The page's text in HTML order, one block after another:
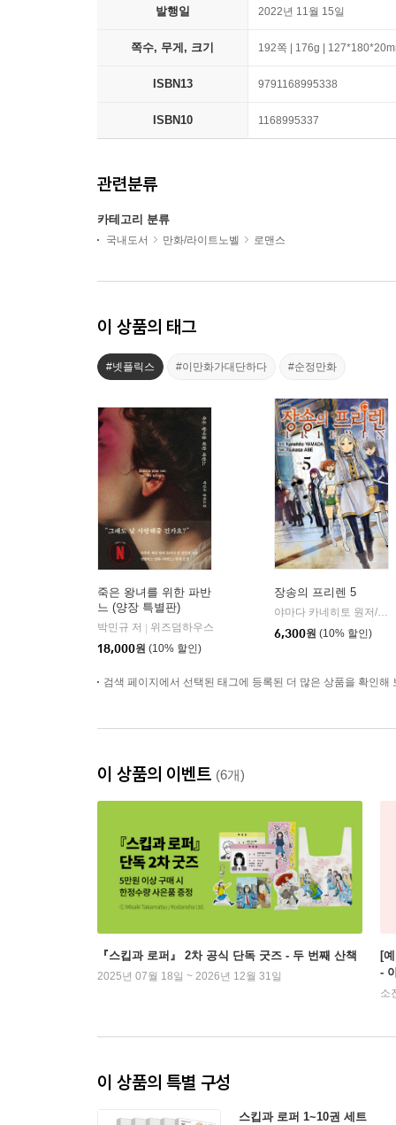
발행일 2022년 11월 15일
쪽수, 무게, 크기 192쪽 | 176g |
ISBN13 9791168995338
ISBN10 1168995337
관련분류
카테고리 분류
국내도서 만화/라이트노벨 로맨스
이 상품의 태그
#넷플릭스 #이만화가대단하다 #순정만화
죽은 왕녀를 위한 파반
느 (양장 특별판)
박민규 저
위즈덤하우스
18,000원 (10% 할인)
장송의 프리렌 5
야마다 카네히토 원저/아베 츠카사 글그림
6,300원 (10% 할인)
검색 페이지에서 선택된 태그에 등록된 더 많은 상품을 확인해
이 상품의 이벤트 (6개)
『스킵과 로퍼』 2차 공식 단독 굿즈 - 두 번째 산책
2025년 07월 18일 ~ 2026년 12월 31일
[
-
소
이 상품의 특별 구성
스킵과 로퍼 1~10권 세트